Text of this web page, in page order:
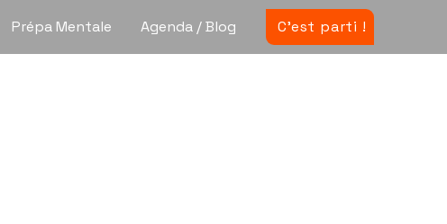
C'est parti !
Prépa Mentale Agenda / Blog